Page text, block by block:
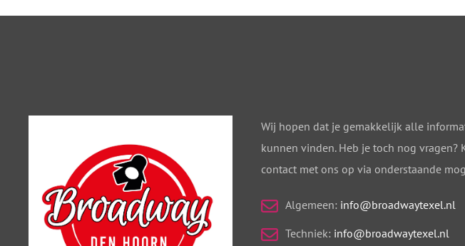
Wij hopen dat je gemakkelijk alle
kunnen vinden. Heb je toch nog vragen?
contact met ons op via onderstaande
Algemeen: info@broadwaytexel.nl
Techniek: info@broadwaytexel.nl